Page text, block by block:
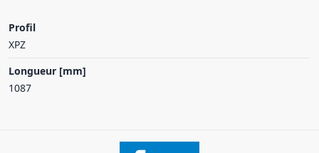
Profil
XPZ
Longueur [mm]
1087